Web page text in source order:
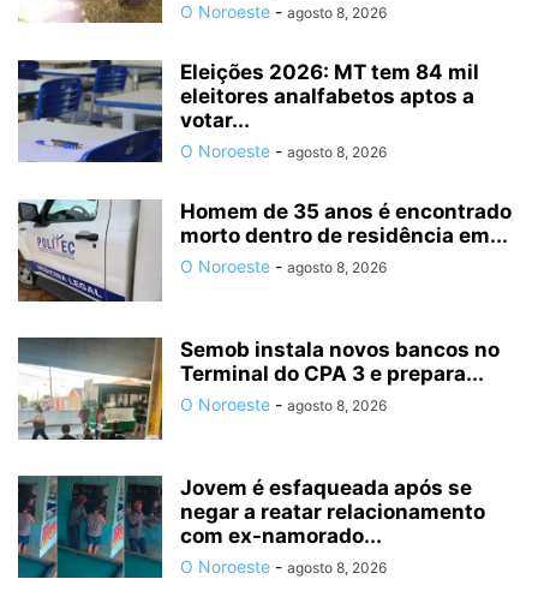
O Noroeste - agosto 8, 2026
Eleições 2026: MT tem 84 mil
eleitores analfabetos aptos a
votar...
O Noroeste - agosto 8, 2026
Homem de 35 anos é encontrado
morto dentro de residência em...
O Noroeste - agosto 8, 2026
Semob instala novos bancos no
Terminal do CPA 3 e prepara...
O Noroeste - agosto 8, 2026
Jovem é esfaqueada após se
negar a reatar relacionamento
com ex-namorado...
O Noroeste - agosto 8, 2026